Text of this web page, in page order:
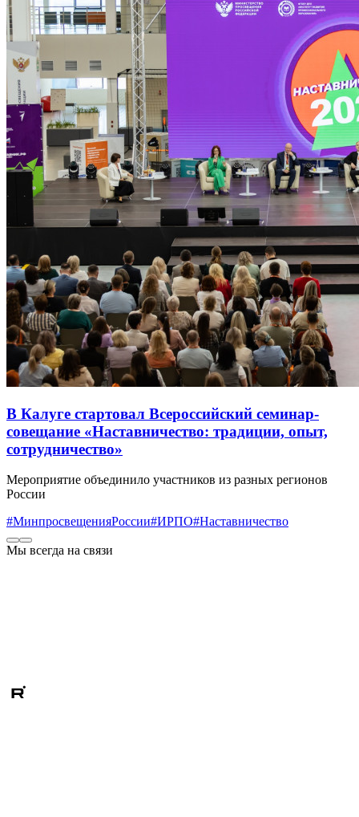
В Калуге стартовал Всероссийский семинар-
совещание «Наставничество: традиции, опыт,
сотрудничество»
Мероприятие объединило участников из разных регионов
России
#МинпросвещенияРоссии#ИРПО#Наставничество
Мы всегда на связи